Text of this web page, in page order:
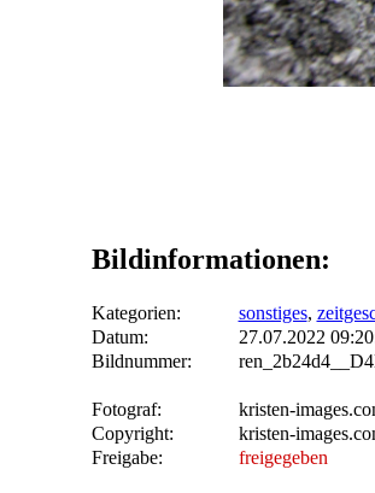
Bildinformationen:
Kategorien: sonstiges,
Datum:
27.07.2022
Bildnummer:
Fotograf:
kristen-
Copyright:
kristen-
Freigabe:
freigegeben